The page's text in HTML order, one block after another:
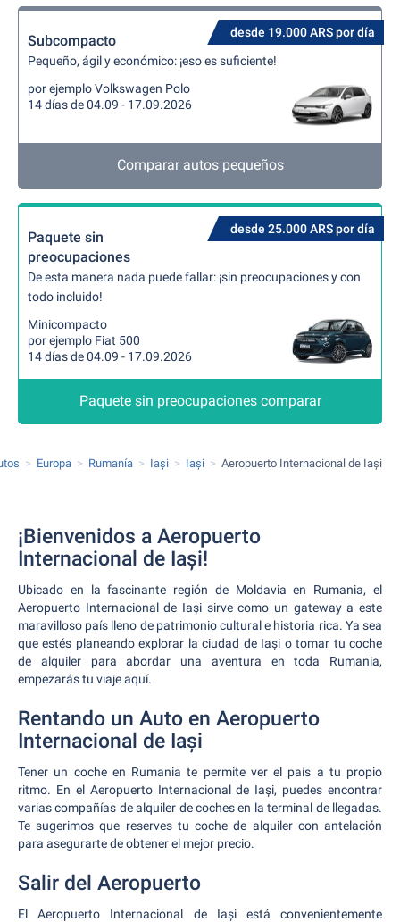
desde 19.000 ARS por día
Subcompacto
Pequeño, ágil y económico: ¡eso es suficiente!
por ejemplo Volkswagen Polo
14 días de 04.09 - 17.09.2026
Comparar autos pequeños
desde 25.000 ARS por día
Paquete sin
preocupaciones
De esta manera nada puede fallar: ¡sin preocupaciones y con
todo incluido!
Minicompacto
por ejemplo Fiat 500
14 días de 04.09 - 17.09.2026
Paquete sin preocupaciones comparar
Europa Rumanía Iași Iași Aeropuerto Internacional de Iași
¡Bienvenidos a Aeropuerto
Internacional de Iași!
Ubicado en la fascinante región de Moldavia en Rumania, el
Aeropuerto Internacional de Iași sirve como un gateway a este
maravilloso país lleno de patrimonio cultural e historia rica. Ya sea
que estés planeando explorar la ciudad de Iași o tomar tu coche
de alquiler para abordar una aventura en toda Rumania,
empezarás tu viaje aquí.
Rentando un Auto en Aeropuerto
Internacional de Iași
Tener un coche en Rumania te permite ver el país a tu propio
ritmo. En el Aeropuerto Internacional de Iași, puedes encontrar
varias compañías de alquiler de coches en la terminal de llegadas.
Te sugerimos que reserves tu coche de alquiler con antelación
para asegurarte de obtener el mejor precio.
Salir del Aeropuerto
El Aeropuerto Internacional de Iași está convenientemente